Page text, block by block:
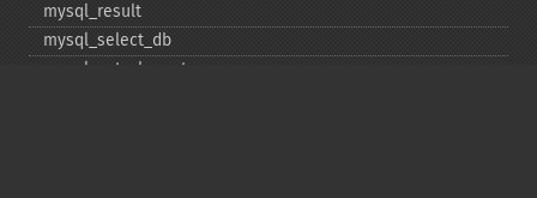
mysql_​result
mysql_​select_​db
mysql_​set_​charset